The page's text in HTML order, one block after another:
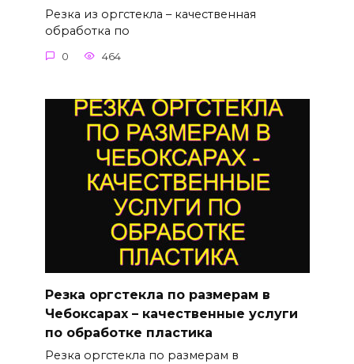
Резка из оргстекла – качественная
обработка по
0 464
Резка оргстекла по размерам в
Чебоксарах – качественные услуги
по обработке пластика
Резка оргстекла по размерам в